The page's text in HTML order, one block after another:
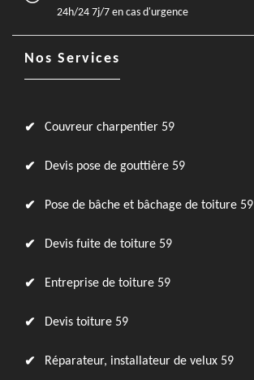
24h/24 7j/7 en cas d'urgence
Nos Services
Couvreur charpentier 59
Devis pose de gouttière 59
Pose de bâche et bâchage de toiture 59
Devis fuite de toiture 59
Entreprise de toiture 59
Devis toiture 59
Réparateur, installateur de velux 59